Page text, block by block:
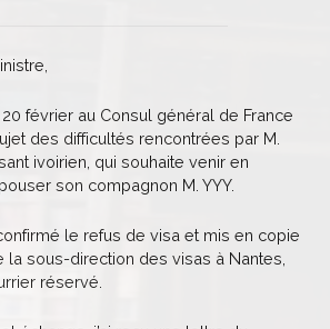
20 février au Consul général de France
des difficultés rencontrées par M.
ivoirien, qui souhaite venir en
son compagnon M. YYY.
le refus de visa et mis en copie
la sous-direction des visas à Nantes,
réservé.